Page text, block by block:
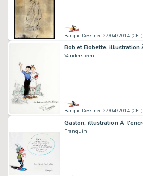
Banque Dessinée 27/04/2014 (CET)
Vandersteen
Banque Dessinée 27/04/2014 (CET)
Franquin